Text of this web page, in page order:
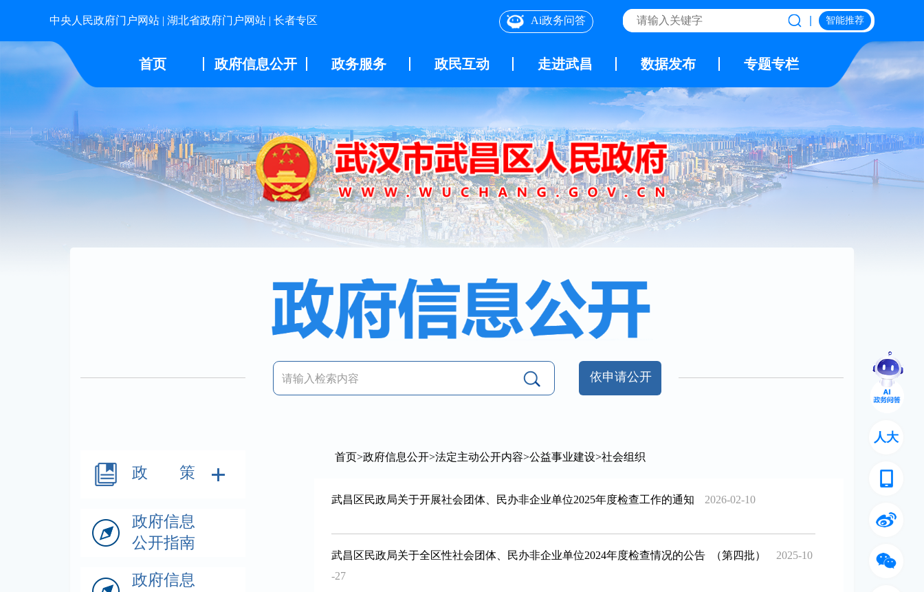
Ai政务问答
中央人民政府门户网站 | 湖北省政府门户网站 | 长者专区 智能推荐
首页 政府信息公开 政务服务 政民互动 走进武昌 数据发布 专题专栏
依申请公开
政 策
政府信息
公开指南
政府信息
首页>政府信息公开>法定主动公开内容>公益事业建设>社会组织
武昌区民政局关于开展社会团体、民办非企业单位2025年度检查工作的通知 2026-02-10
武昌区民政局关于全区性社会团体、民办非企业单位2024年度检查情况的公告 （第四批）
2025-10
-27
人大